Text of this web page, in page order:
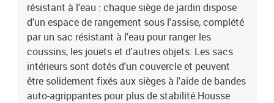
résistant à l'eau : chaque siège de jardin dispose
d'un espace de rangement sous l'assise, complété
par un sac résistant à l'eau pour ranger les
coussins, les jouets et d'autres objets. Les sacs
intérieurs sont dotés d'un couvercle et peuvent
être solidement fixés aux sièges à l'aide de bandes
auto-agrippantes pour plus de stabilité.Housse